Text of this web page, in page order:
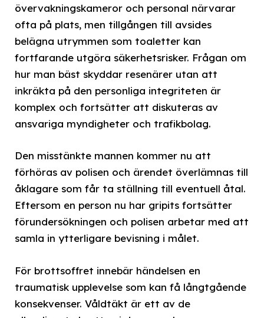
övervakningskameror och personal närvarar
ofta på plats, men tillgången till avsides
belägna utrymmen som toaletter kan
fortfarande utgöra säkerhetsrisker. Frågan om
hur man bäst skyddar resenärer utan att
inkräkta på den personliga integriteten är
komplex och fortsätter att diskuteras av
ansvariga myndigheter och trafikbolag.
Den misstänkte mannen kommer nu att
förhöras av polisen och ärendet överlämnas till
åklagare som får ta ställning till eventuell åtal.
Eftersom en person nu har gripits fortsätter
förundersökningen och polisen arbetar med att
samla in ytterligare bevisning i målet.
För brottsoffret innebär händelsen en
traumatisk upplevelse som kan få långtgående
konsekvenser. Våldtäkt är ett av de